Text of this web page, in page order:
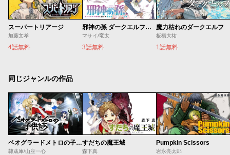
スーパートリアージ
加藤文孝
4話無料
邪神の孫 ダークエルフ姉妹と過ごす異世界引きこもり生活
マサイ/竜太
3話無料
魔力枯れのダークエルフ
板橋大祐
1話無料
同じジャンルの作品
ベオグラードメトロの子供たち
隷蔵庫/山座一心
すだちの魔王城
森下真
Pumpkin Scissors
岩永亮太郎